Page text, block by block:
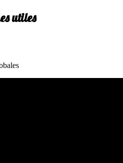
utiles